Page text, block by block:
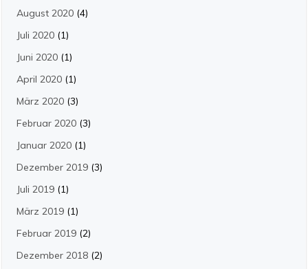
August 2020 (4)
Juli 2020 (1)
Juni 2020 (1)
April 2020 (1)
März 2020 (3)
Februar 2020 (3)
Januar 2020 (1)
Dezember 2019 (3)
Juli 2019 (1)
März 2019 (1)
Februar 2019 (2)
Dezember 2018 (2)